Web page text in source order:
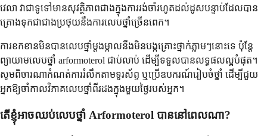
វេលា វាជាទូទៅមានសុវត្ថិភាពជាងក្នុងការរង់ចាំរហូតដល់ដូសបន្ទាប់ដែលបាន
គ្រោងទុកជាជាងប្រថុយនឹងការលេបថ្នាំច្រើនពេក។
ការខកខានមិនបានលេបថ្នាំម្តងម្កាលនឹងមិនបង្កគ្រោះថ្នាក់ភ្លាមៗនោះទេ ប៉ុន្តែ
ព្យាយាមលេបថ្នាំ arformoterol ជាប់លាប់ ដើម្បីទទួលបានលទ្ធផលល្អបំផុត។
សូមពិចារណាកំណត់ការរំលឹកតាមទូរស័ព្ទ ឬប្រើឧបករណ៍រៀបចំថ្នាំ ដើម្បីជួយ
អ្នកឱ្យចាំកាលវិភាគលេបថ្នាំពីរដងក្នុងមួយថ្ងៃរបស់អ្នក។
តើខ្ញុំអាចឈប់លេបថ្នាំ Arformoterol បាននៅពេលណា?